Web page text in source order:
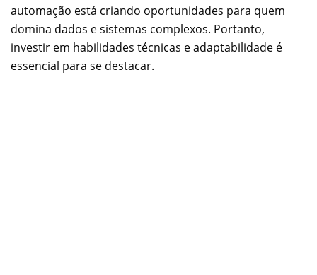
automação está criando oportunidades para quem
domina dados e sistemas complexos. Portanto,
investir em habilidades técnicas e adaptabilidade é
essencial para se destacar.